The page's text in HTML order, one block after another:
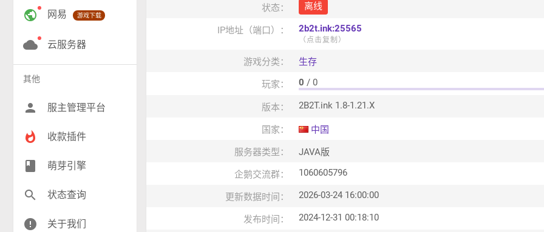
小游戏(16)
神奇宝贝(27)
工业(9)
public 网易 游戏下载
cloud 云服务器
其他
person 服主管理平台
whatshot 收款插件
class 萌芽引擎
search 状态查询
error 关于我们
状态： 离线
IP地址（端口）： 2b2t.ink:25565
（点击复制）
游戏分类： 生存
玩家： 0 / 0
版本： 2B2T.ink 1.8-1.21.X
国家： 中国
服务器类型： JAVA版
企鹅交流群： 1060605796
更新数据时间： 2026-03-24 16:00:00
发布时间： 2024-12-31 00:18:10